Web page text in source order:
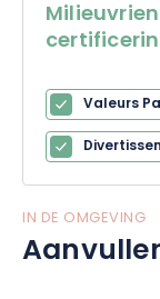
Valeurs
IN DE OMGEVING